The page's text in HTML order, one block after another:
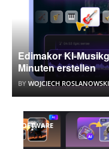
Edimakor KI-
Minuten erstellen
BY WOJCIECH ROSLANOWSKI
SOFTWARE